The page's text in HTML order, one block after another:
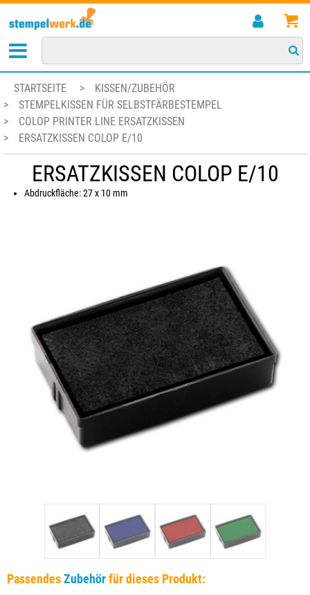
STARTSEITE >
KISSEN/ZUBEHÖR
>
STEMPELKISSEN FÜR SELBSTFÄRBESTEMPEL
>
COLOP PRINTER LINE ERSATZKISSEN
>
ERSATZKISSEN COLOP E/10
ERSATZKISSEN COLOP E/10
Abdruckfläche: 27 x 10 mm
PassendesZubehörfür dieses Produkt: